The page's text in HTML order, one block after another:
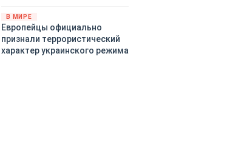
В МИРЕ
Европейцы официально
признали террористический
характер украинского режима